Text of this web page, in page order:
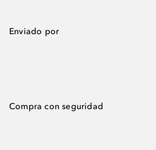
Enviado por
Compra con seguridad